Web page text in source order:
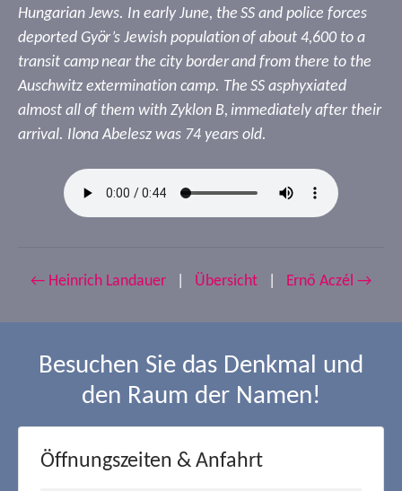
Hungarian Jews. In early June, the SS and police forces
deported Györ’s Jewish population of about 4,600 to a
transit camp near the city border and from there to the
Auschwitz extermination camp. The SS asphyxiated
almost all of them with Zyklon B, immediately after their
arrival. Ilona Abelesz was 74 years old.
← Heinrich Landauer Übersicht Ernő Aczél →
Besuchen Sie das Denkmal und
den Raum der Namen!
Öffnungszeiten & Anfahrt